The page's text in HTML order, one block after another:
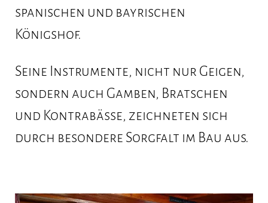
Links
Ausflüge
spanischen und bayrischen
Königshof.
Seine Instrumente, nicht nur Geigen,
sondern auch Gamben, Bratschen
und Kontrabässe, zeichneten sich
durch besondere Sorgfalt im Bau aus.